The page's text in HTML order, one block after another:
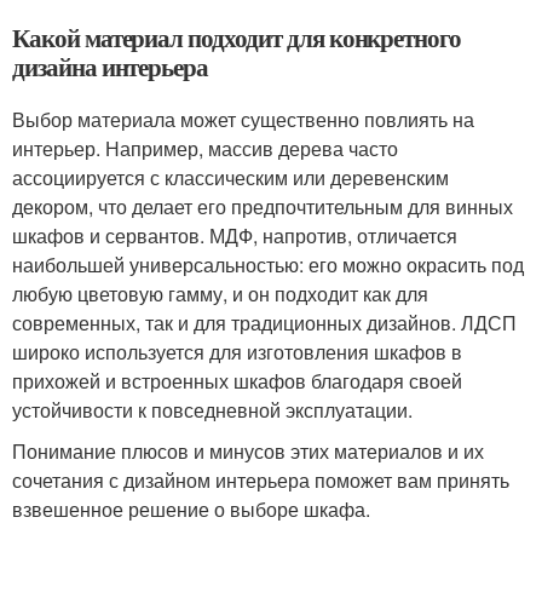
Какой материал подходит для конкретного
дизайна интерьера
Выбор материала может существенно повлиять на
интерьер. Например, массив дерева часто
ассоциируется с классическим или деревенским
декором, что делает его предпочтительным для винных
шкафов и сервантов. МДФ, напротив, отличается
наибольшей универсальностью: его можно окрасить под
любую цветовую гамму, и он подходит как для
современных, так и для традиционных дизайнов. ЛДСП
широко используется для изготовления шкафов в
прихожей и встроенных шкафов благодаря своей
устойчивости к повседневной эксплуатации.
Понимание плюсов и минусов этих материалов и их
сочетания с дизайном интерьера поможет вам принять
взвешенное решение о выборе шкафа.